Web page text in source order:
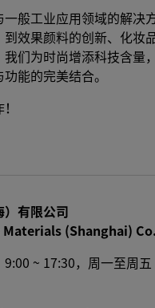
般工业应用领域的解决
效果颜料的创新、化妆
们为时尚增添科技含量
能的完美结合。
有限公司
(Shanghai)
~ 17:30，周一至周